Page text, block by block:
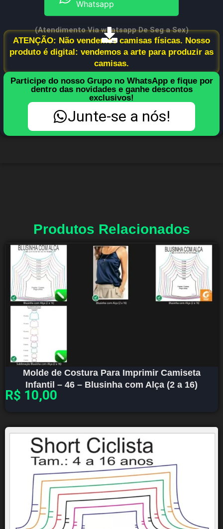
Whatsapp
(Atendimento Via whatsapp De Seg a Sex)
ATENÇÃO: Não vendemos camisas físicas. Nosso
produto é digital: vendemos a arte para produzir as
camisas.
Participe do nosso Grupo no WhatsApp e fique por
dentro das novidades e ganhe descontos
exclusivos!
Junte-se a nós!
Produtos Relacionados
Molde de Costura Para Imprimir Camiseta
Infantil – 46 – Blusinha com Alça (2 a 16)
R$ 10,00